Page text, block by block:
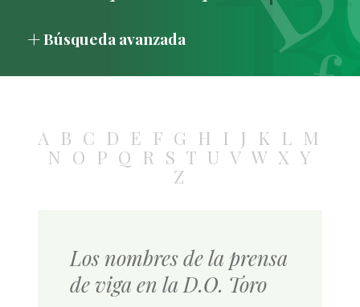
Búsqueda avanzada
A B C D E F G H I J K L M
N O P Q R S T U V W X Y
Z
Los nombres de la prensa
de viga en la D.O. Toro